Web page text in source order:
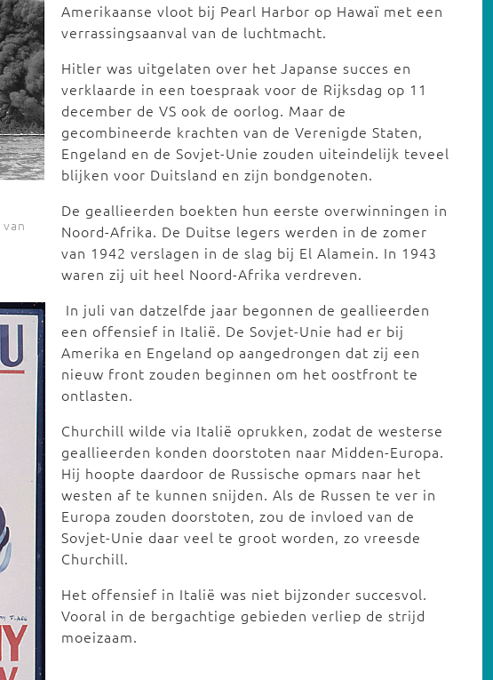
Amerikaanse vloot bij Pearl Harbor op Hawaï met een
verrassingsaanval van de luchtmacht.
Hitler was uitgelaten over het Japanse succes en
verklaarde in een toespraak voor de Rijksdag op 11
december de VS ook de oorlog. Maar de
gecombineerde krachten van de Verenigde Staten,
Engeland en de Sovjet-Unie zouden uiteindelijk teveel
blijken voor Duitsland en zijn bondgenoten.
De geallieerden boekten hun eerste overwinningen in
Noord-Afrika. De Duitse legers werden in de zomer
van 1942 verslagen in de slag bij El Alamein. In 1943
waren zij uit heel Noord-Afrika verdreven.
In juli van datzelfde jaar begonnen de geallieerden
een offensief in Italië. De Sovjet-Unie had er bij
Amerika en Engeland op aangedrongen dat zij een
nieuw front zouden beginnen om het oostfront te
ontlasten.
Churchill wilde via Italië oprukken, zodat de westerse
geallieerden konden doorstoten naar Midden-Europa.
Hij hoopte daardoor de Russische opmars naar het
westen af te kunnen snijden. Als de Russen te ver in
Europa zouden doorstoten, zou de invloed van de
Sovjet-Unie daar veel te groot worden, zo vreesde
Churchill.
Het offensief in Italië was niet bijzonder succesvol.
Vooral in de bergachtige gebieden verliep de strijd
moeizaam.